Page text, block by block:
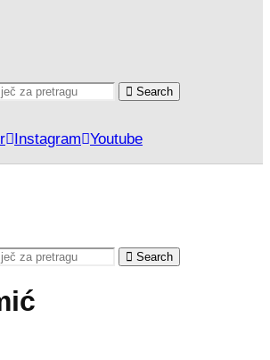
Search
Instagram Youtube
Search